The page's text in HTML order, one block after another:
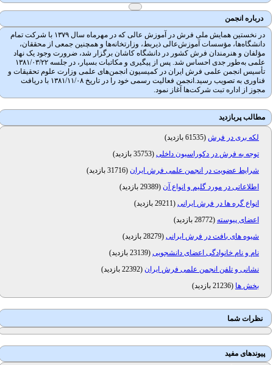
درباره انجمن
در نخستین همایش ملی فرش در آموزش عالی که در مهرماه سال ۱۳۷۹ با شرکت تمام
دانشگاه‌ها، مؤسسات آموزش‌عالی ذیربط، وزارتخانه‌ها و همچنین جمعی از محققان،
مؤلفان و هنرمندان فرش کشور در دانشگاه کاشان برگزار شد، ضرورت وجود یک نهاد
علمی به‌طور جدی احساس شد. پس از پیگیری و مکاتبات بسیار، در جلسه ۱۳۸۱/۰۳/۲۲
تأسیس انجمن علمی فرش ایران در کمیسیون انجمن‌های علمی وزارت علوم تحقیقات و
فناوری به تصویب رسید.انجمن فعالیت رسمی خود را در تاریخ ۱۳۸۱/۱۱/۰۸ با دریافت
مجوز از اداره تبت شرکت‌ها آغاز نمود.
مطالب پربازدید
لکه بری در فرش( 61535 بازدید
)
توجه به فرش در دکوراسیون داخلی( 35753 بازدید
)
شرایط عضویت در انجمن علمی فرش ایران (31716 بازدید
)
اطلاعاتی در مورد گلیم و انواع آن (29389 بازدید
)
انواع گره ها در فرش ایرانی( 29211 بازدید
)
اعضای پیوسته(28772 بازدید
)
شیوه های بافت در فرش ایرانی( 28279 بازدید
)
نام و نام خانوادگی اعضای دانشجویی( 23139 بازدید
)
نشانی و تلفن انجمن علمی فرش ایران (22392 بازدید
)
بخش ها (21236 بازدید )
نظرات شما
پیوندهای مفید